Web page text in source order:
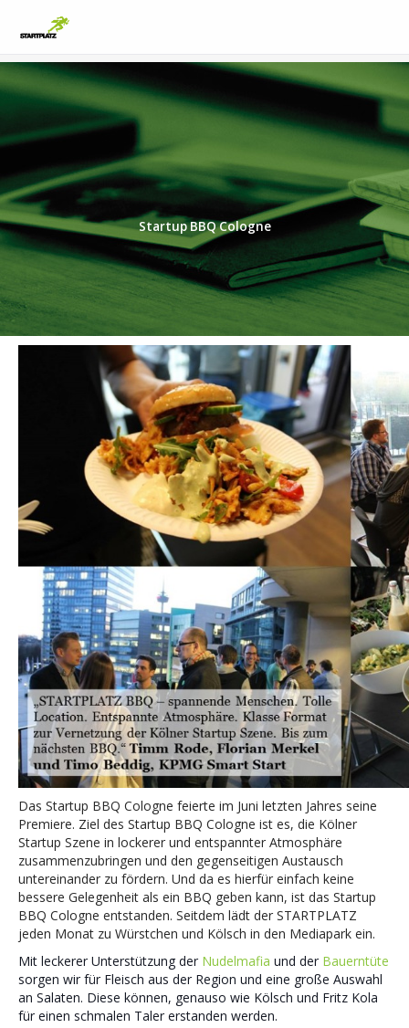
Startup BBQ Cologne
Das Startup BBQ Cologne feierte im Juni letzten Jahres seine
Premiere. Ziel des Startup BBQ Cologne ist es, die Kölner
Startup Szene in lockerer und entspannter Atmosphäre
zusammenzubringen und den gegenseitigen Austausch
untereinander zu fördern. Und da es hierfür einfach keine
bessere Gelegenheit als ein BBQ geben kann, ist das Startup
BBQ Cologne entstanden. Seitdem lädt der STARTPLATZ
jeden Monat zu Würstchen und Kölsch in den Mediapark ein.
Mit leckerer Unterstützung der Nudelmafia und der Bauerntüte
sorgen wir für Fleisch aus der Region und eine große Auswahl
an Salaten. Diese können, genauso wie Kölsch und Fritz Kola
für einen schmalen Taler erstanden werden.